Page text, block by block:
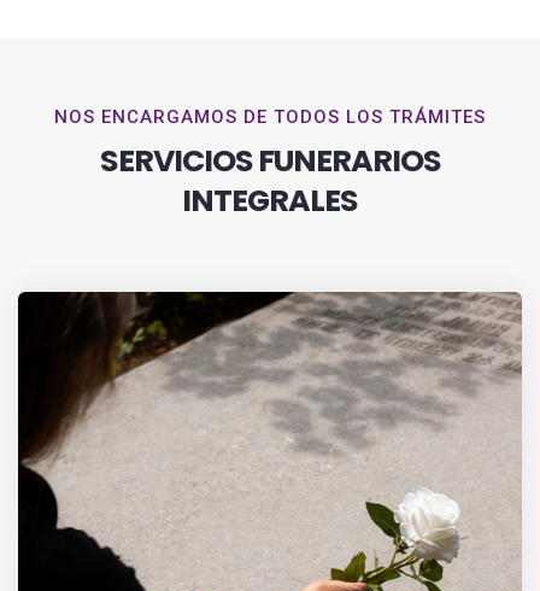
NOS ENCARGAMOS DE TODOS LOS TRÁMITES
SERVICIOS FUNERARIOS
INTEGRALES